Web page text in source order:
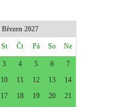
Březen 2027
St Čt Pá So Ne
3 4 5 6
7
10 11 12 13
14
17 18 19 20
21